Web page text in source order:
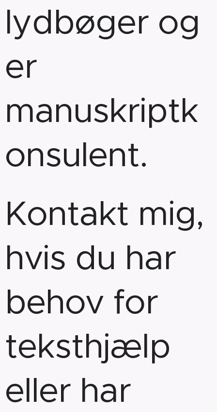
lydbøger og
er
manuskriptk
onsulent.
Kontakt mig,
hvis du har
behov for
teksthjælp
eller har